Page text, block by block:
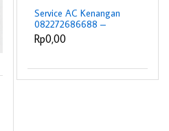
Service AC Kenangan
082272686688 –
Teknisi Profesional &
Bergaransi ❄️
Rp0,00